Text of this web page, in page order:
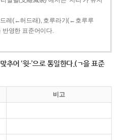
레(←허드래), 호루라기(←호루루
반영한 표준어이다.
맞추어 ‘윗-’으로 통일한다.(ㄱ을 표준
비고